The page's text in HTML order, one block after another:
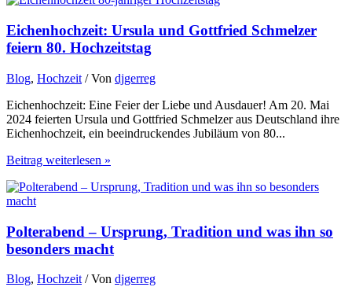
Eichenhochzeit: Ursula und Gottfried Schmelzer
feiern 80. Hochzeitstag
Blog, Hochzeit / Von djgerreg
Eichenhochzeit: Eine Feier der Liebe und Ausdauer! Am 20. Mai
2024 feierten Ursula und Gottfried Schmelzer aus Deutschland ihre
Eichenhochzeit, ein beeindruckendes Jubiläum von 80...
Beitrag weiterlesen »
Polterabend – Ursprung, Tradition und was ihn so
besonders macht
Blog, Hochzeit / Von djgerreg